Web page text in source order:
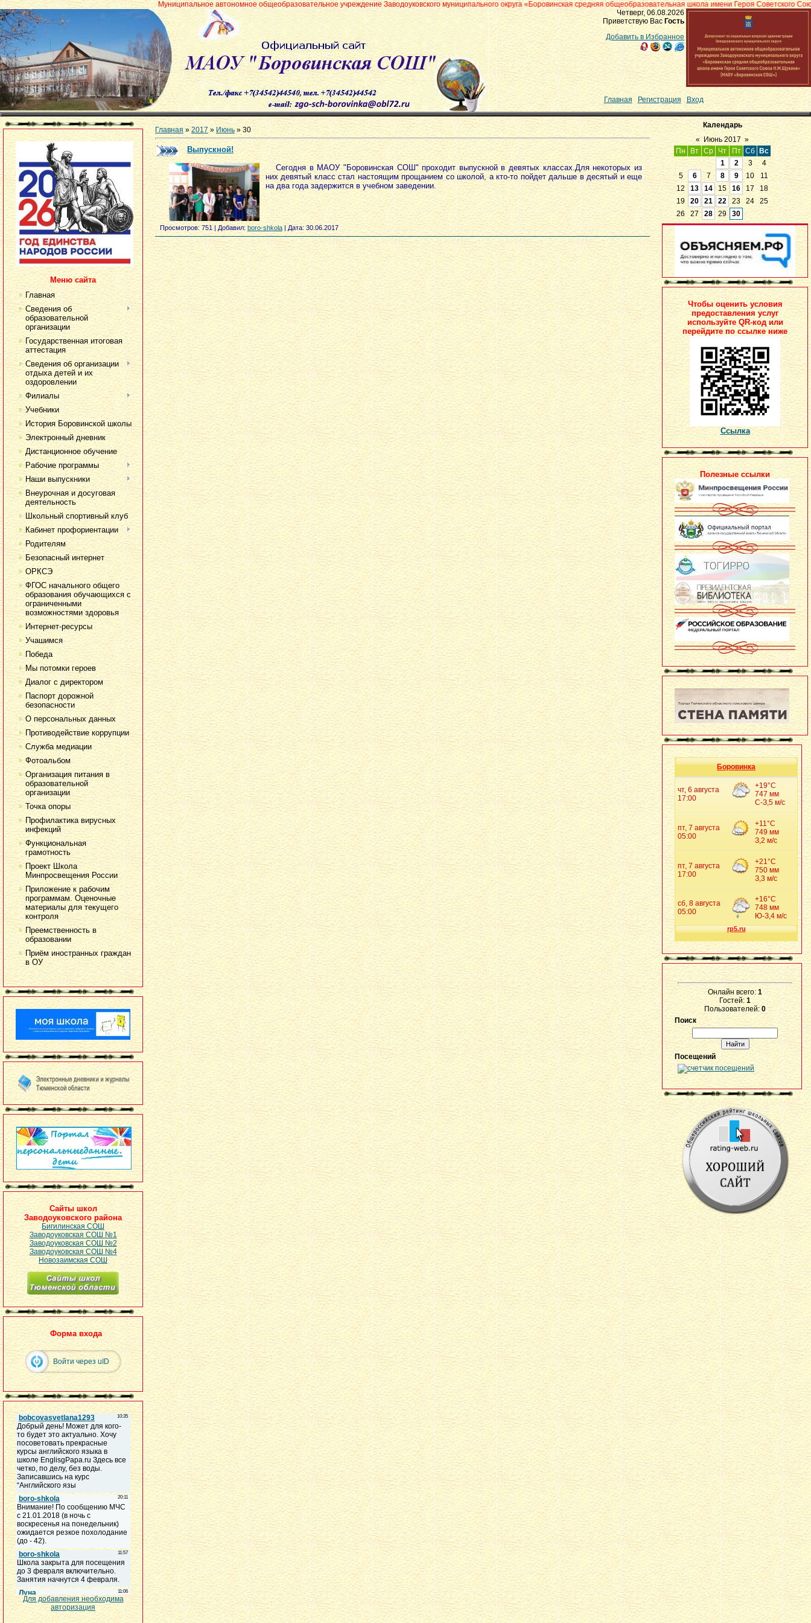
Муниципальное автономное общеобразовательное учреждение Заводоуковского муниципального округа «Боровинская средняя общеобразовательная школа имени Героя Советского Союза
Четверг, 06.08.2026
Приветствую Вас Гость
Добавить в Избранное
Главная Регистрация Вход
Меню сайта
Главная
Сведения об
образовательной
организации
Государственная итоговая
аттестация
Сведения об организации
отдыха детей и их
оздоровлении
Филиалы
Учебники
История Боровинской школы
Электронный дневник
Дистанционное обучение
Рабочие программы
Наши выпускники
Внеурочная и досуговая
деятельность
Школьный спортивный клуб
Кабинет профориентации
Родителям
Безопасный интернет
ОРКСЭ
ФГОС начального общего
образования обучающихся с
ограниченными
возможностями здоровья
Интернет-ресурсы
Учашимся
Победа
Мы потомки героев
Диалог с директором
Паспорт дорожной
безопасности
О персональных данных
Противодействие коррупции
Служба медиации
Фотоальбом
Организация питания в
образовательной
организации
Точка опоры
Профилактика вирусных
инфекций
Функциональная
грамотность
Проект Школа
Минпросвещения России
Приложение к рабочим
программам. Оценочные
материалы для текущего
контроля
Преемственность в
образовании
Приём иностранных граждан
в ОУ
Сайты школ
Заводоуковского района
Бигилинская СОШ
Заводоуковская СОШ №1
Заводоуковская СОШ №2
Заводоуковская СОШ №4
Новозаимская СОШ
Форма входа
Войти через uID
Для добавления необходима
авторизация
Главная »2017 » Июнь » 30
Выпускной!
Сегодня в МАОУ "Боровинская СОШ" проходит выпускной в девятых классах.Для некоторых из
них девятый класс стал настоящим прощанием со школой, а кто-то пойдет дальше в десятый и еще
на два года задержится в учебном заведении.
Просмотров: 751| Добавил: boro-shkola | Дата: 30.06.2017
Календарь
«
Июнь 2017 »
Пн
Вт Ср Чт Пт Сб
Вс
1
2 3
4
5
6 7 8 9 10
11
12
13 14 15 16 17
18
19
20 21 22 23 24
25
26
27 28 29 30
Чтобы оценить условия
предоставления услуг
используйте QR-код или
перейдите по ссылке ниже
Ссылка
Полезные ссылки
Боровинка
Онлайн всего: 1
Гостей: 1
Пользователей: 0
Поиск
Посещений